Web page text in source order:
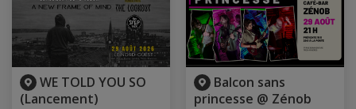
WE TOLD YOU SO
(Lancement)
Balcon sans
princesse @ Zénob